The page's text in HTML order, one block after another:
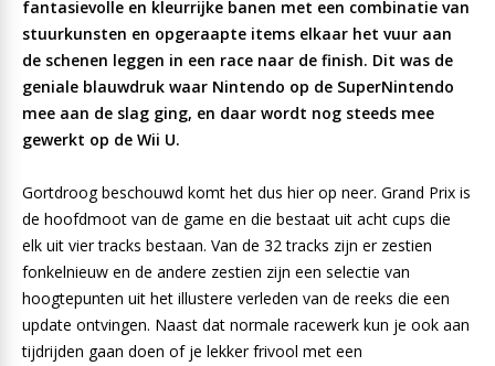
fantasievolle en kleurrijke banen met een combinatie van
stuurkunsten en opgeraapte items elkaar het vuur aan
de schenen leggen in een race naar de finish. Dit was de
geniale blauwdruk waar Nintendo op de SuperNintendo
mee aan de slag ging, en daar wordt nog steeds mee
gewerkt op de Wii U.
Gortdroog beschouwd komt het dus hier op neer. Grand Prix is
de hoofdmoot van de game en die bestaat uit acht cups die
elk uit vier tracks bestaan. Van de 32 tracks zijn er zestien
fonkelnieuw en de andere zestien zijn een selectie van
hoogtepunten uit het illustere verleden van de reeks die een
update ontvingen. Naast dat normale racewerk kun je ook aan
tijdrijden gaan doen of je lekker frivool met een